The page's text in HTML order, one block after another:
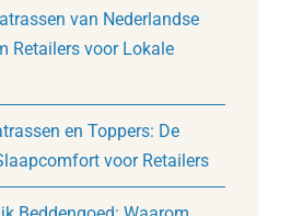
van Nederlandse
Retailers voor Lokale
en Toppers: De
voor Retailers